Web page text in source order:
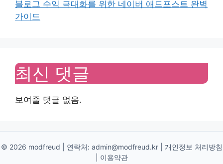
블로그 수익 극대화를 위한 네이버 애드포스트 완벽
가이드
최신 댓글
보여줄 댓글 없음.
© 2026 modfreud | 연락처: admin@modfreud.kr| 개인정보 처리방침
이용약관